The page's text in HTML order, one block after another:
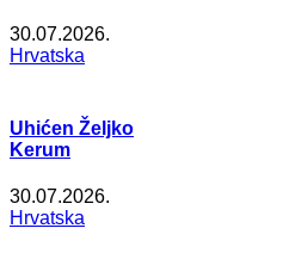
30.07.2026.
Hrvatska
Uhićen Željko
Kerum
30.07.2026.
Hrvatska